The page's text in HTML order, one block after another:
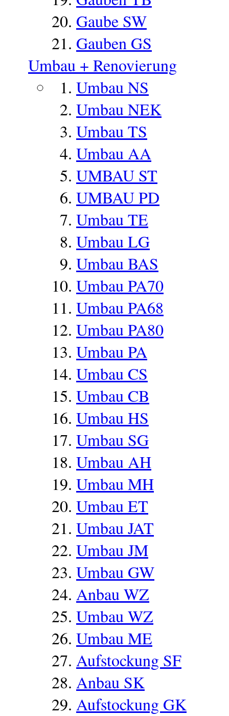
Gaube SW
Gauben GS
Umbau + Renovierung
Umbau NS
Umbau NEK
Umbau TS
Umbau AA
UMBAU ST
UMBAU PD
Umbau TE
Umbau LG
Umbau BAS
Umbau PA70
Umbau PA68
Umbau PA80
Umbau PA
Umbau CS
Umbau CB
Umbau HS
Umbau SG
Umbau AH
Umbau MH
Umbau ET
Umbau JAT
Umbau JM
Umbau GW
Anbau WZ
Umbau WZ
Umbau ME
Aufstockung SF
Anbau SK
Aufstockung GK